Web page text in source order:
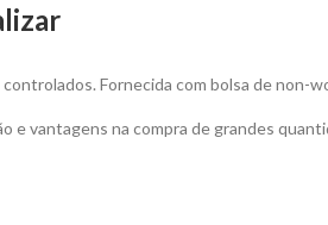
Fornecida com bolsa de non-
e vantagens na compra de grandes